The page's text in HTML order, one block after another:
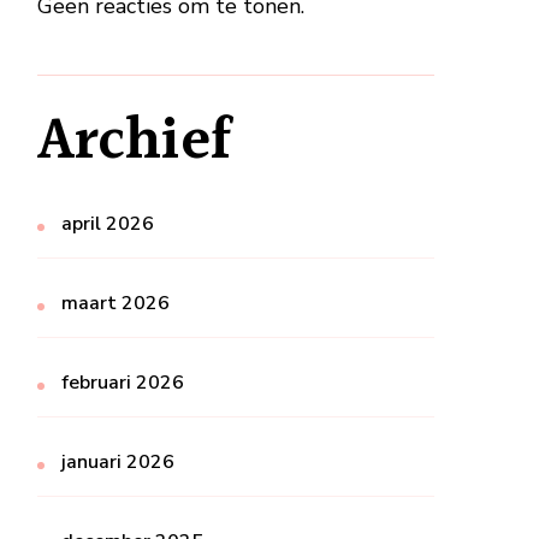
Geen reacties om te tonen.
Archief
april 2026
maart 2026
februari 2026
januari 2026